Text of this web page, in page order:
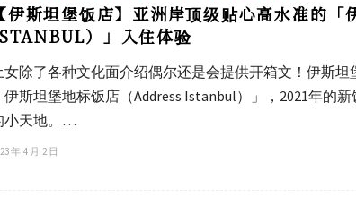
伊斯坦堡饭店】亚洲岸顶级贴心高水准的
）」入住体验
女除了各种文化面介绍偶尔还是会提供开箱文！伊斯
伊斯坦堡地标饭店（Address Istanbul）」，2021年的
小天地。…
年 4 月 2 日